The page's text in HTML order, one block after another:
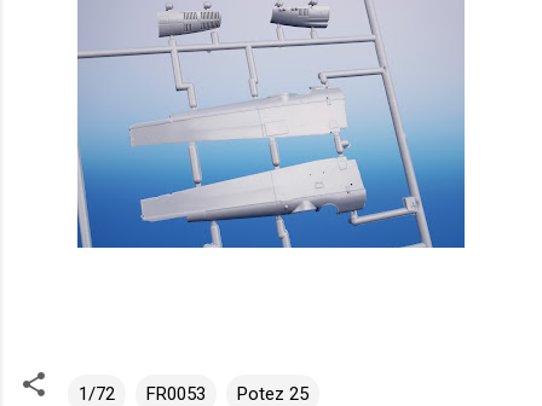
1/72 FR0053 Potez 25